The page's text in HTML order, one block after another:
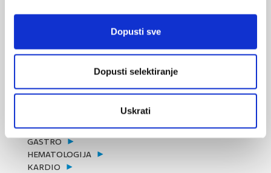
Dopusti sve
Dopusti selektiranje
Uskrati
ANTIBIOTICI
ANTIMIKOTICI I ANTIVIROTICI
BEZRECEPTNI LIJEKOVI
BOL
DIJABETES
GASTRO
HEMATOLOGIJA
KARDIO